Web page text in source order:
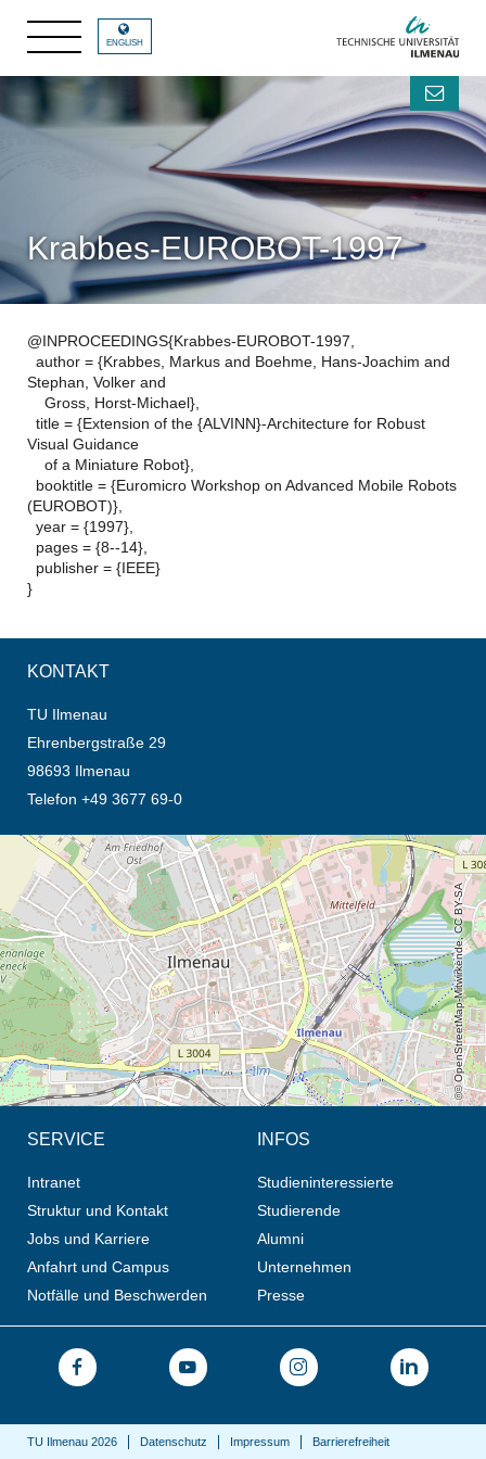
ENGLISH
Krabbes-EUROBOT-1997
@INPROCEEDINGS{Krabbes-EUROBOT-1997,
author = {Krabbes, Markus and Boehme, Hans-Joachim and
Stephan, Volker and
Gross, Horst-Michael},
title = {Extension of the {ALVINN}-Architecture for Robust
Visual Guidance
of a Miniature Robot},
booktitle = {Euromicro Workshop on Advanced Mobile Robots
(EUROBOT)},
year = {1997},
pages = {8--14},
publisher = {IEEE}
}
KONTAKT
TU Ilmenau
Ehrenbergstraße 29
98693 Ilmenau
Telefon +49 3677 69-0
Öffnet die Anfahrtsbeschreibung in neuem Tab (Karte)
© OpenStreetMap-Mitwirkende, CC BY-SA
SERVICE
Intranet
Struktur und Kontakt
Jobs und Karriere
Anfahrt und Campus
Notfälle und Beschwerden
INFOS
Studieninteressierte
Studierende
Alumni
Unternehmen
Presse
TU Ilmenau 2026 Datenschutz Impressum Barrierefreiheit